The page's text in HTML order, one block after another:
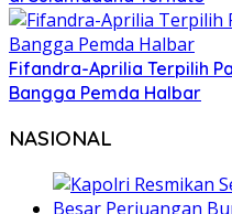
Fifandra-Aprilia Terpilih
Bangga Pemda Halbar
NASIONAL